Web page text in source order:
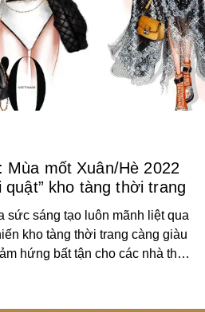
Mùa mốt Xuân/Hè 2022
quật” kho tàng thời trang
sức sáng tạo luôn mãnh liệt qua
kho tàng thời trang càng giàu
hứng bất tận cho các nhà thiết
gì chúng ta nói đến là Y2k
nổ của nó thì phong cách